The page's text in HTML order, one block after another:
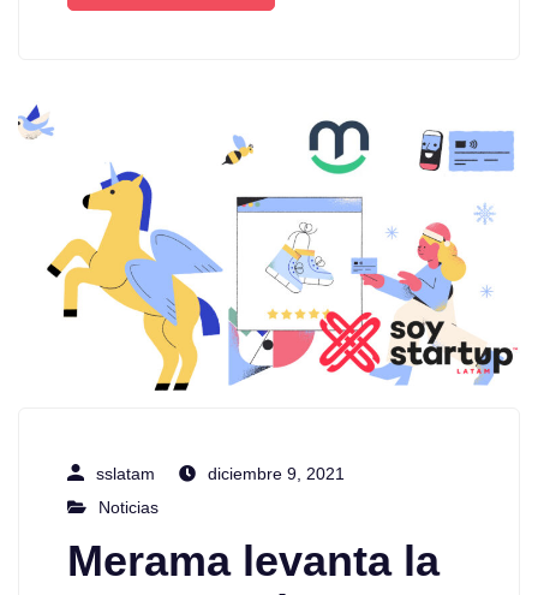
sslatam
diciembre 9, 2021
Noticias
Merama levanta la